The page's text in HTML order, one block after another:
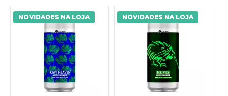
NOVIDADES NA LOJA NOVIDADES NA LOJA